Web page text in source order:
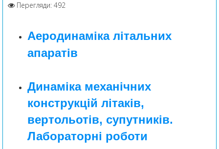
Перегляди: 492
Аеродинаміка літальних
апаратів
Динаміка механічних
конструкцій літаків,
вертольотів, супутників.
Лабораторні роботи